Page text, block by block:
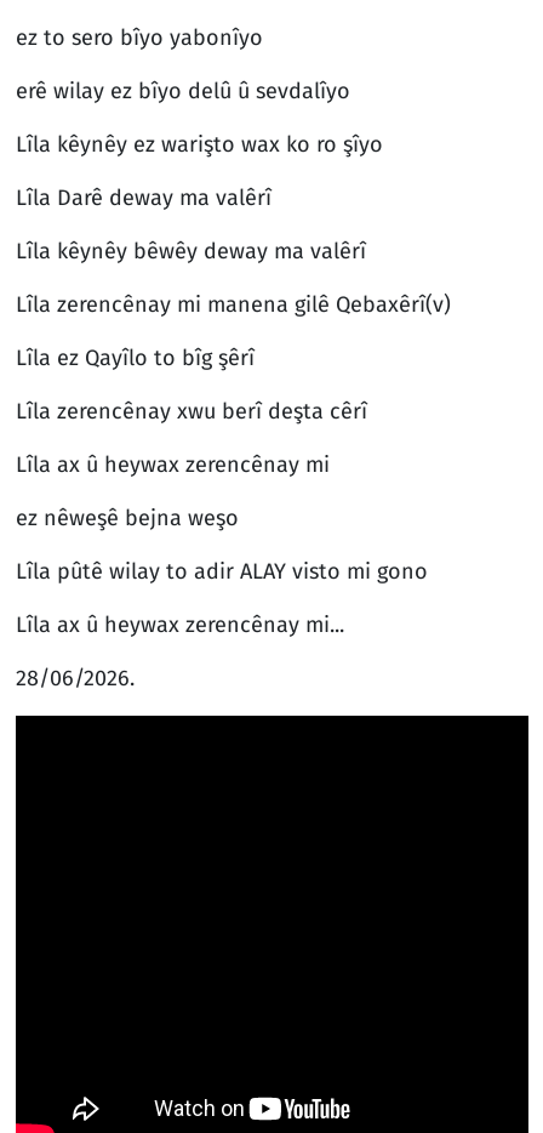
ez to sero bîyo yabonîyo
erê wilay ez bîyo delû û sevdalîyo
Lîla kêynêy ez warişto wax ko ro şîyo
Lîla Darê deway ma valêrî
Lîla kêynêy bêwêy deway ma valêrî
Lîla zerencênay mi manena gilê Qebaxêrî(v)
Lîla ez Qayîlo to bîg şêrî
Lîla zerencênay xwu berî deşta cêrî
Lîla ax û heywax zerencênay mi
ez nêweşê bejna weşo
Lîla pûtê wilay to adir ALAY visto mi gono
Lîla ax û heywax zerencênay mi...
28/06/2026.